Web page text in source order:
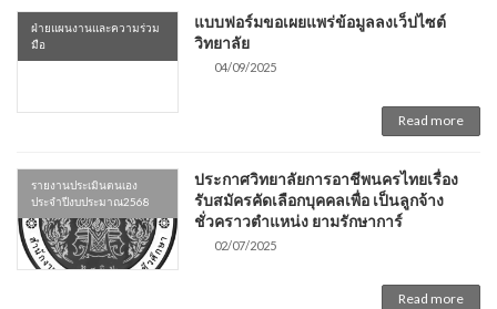
ฝ่ายแผนงานและความร่วม
มือ
แบบฟอร์มขอเผยแพร่ข้อมูลลงเว็ปไซต์
วิทยาลัย
04/09/2025
Read more
รายงานประเมินตนเอง
ประจำปีงบประมาณ2568
ประกาศวิทยาลัยการอาชีพนครไทยเรื่อง
รับสมัครคัดเลือกบุคคลเพื่อ เป็นลูกจ้าง
ชั่วคราวตำแหน่ง ยามรักษาการ์
02/07/2025
Read more